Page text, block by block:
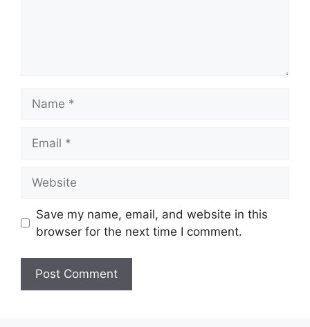
Save my name, email, and website in this
browser for the next time I comment.